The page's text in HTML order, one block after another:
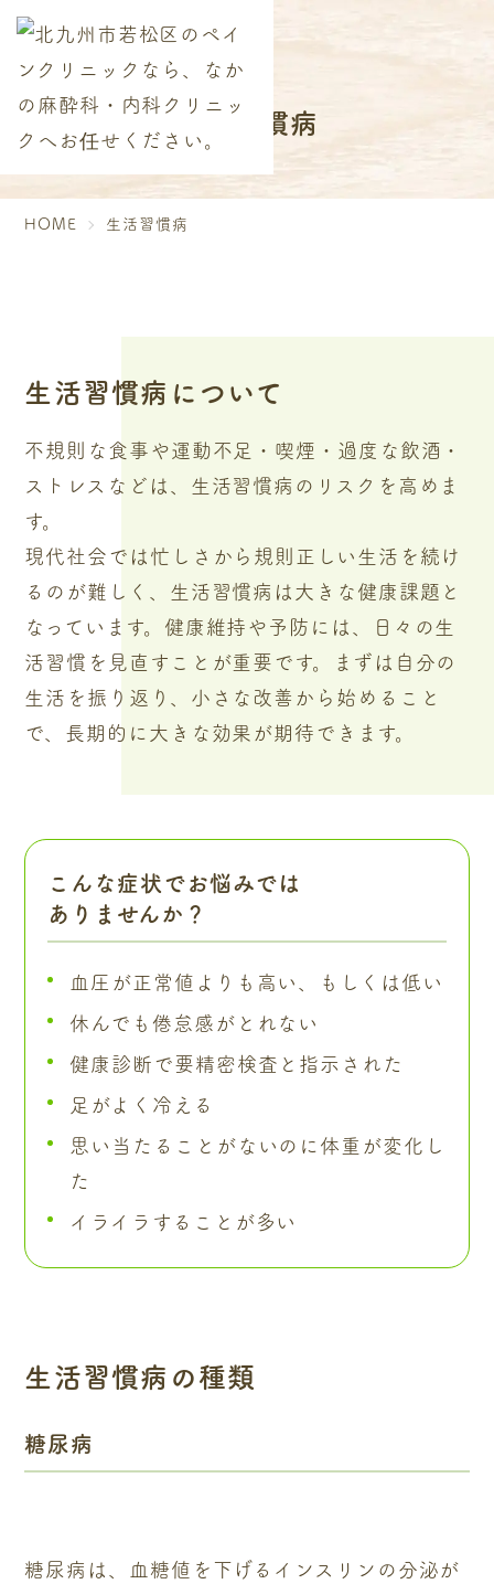
生活習慣病
HOME 生活習慣病
生活習慣病について
不規則な食事や運動不足・喫煙・過度な飲酒・
ストレスなどは、生活習慣病のリスクを高めま
す。
現代社会では忙しさから規則正しい生活を続け
るのが難しく、生活習慣病は大きな健康課題と
なっています。健康維持や予防には、日々の生
活習慣を見直すことが重要です。まずは自分の
生活を振り返り、小さな改善から始めること
で、長期的に大きな効果が期待できます。
こんな症状でお悩みでは
ありませんか？
血圧が正常値よりも高い、もしくは低い
休んでも倦怠感がとれない
健康診断で要精密検査と指示された
足がよく冷える
思い当たることがないのに体重が変化し
た
イライラすることが多い
生活習慣病の種類
糖尿病
糖尿病は、血糖値を下げるインスリンの分泌が